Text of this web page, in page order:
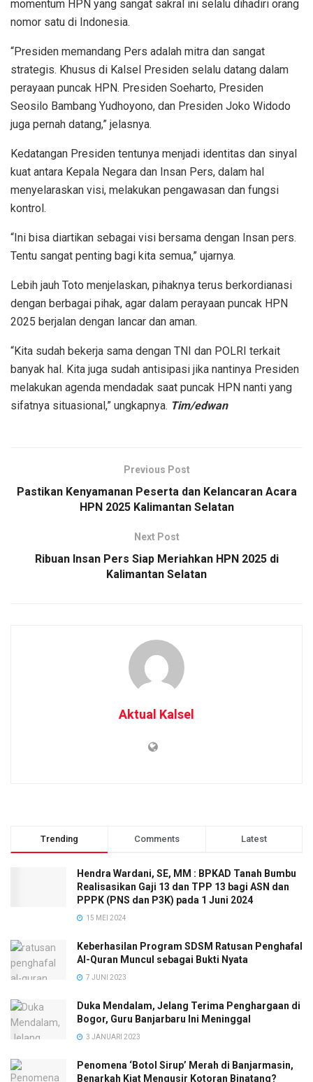
momentum HPN yang sangat sakral ini selalu dihadiri orang
nomor satu di Indonesia.
“Presiden memandang Pers adalah mitra dan sangat
strategis. Khusus di Kalsel Presiden selalu datang dalam
perayaan puncak HPN. Presiden Soeharto, Presiden
Seosilo Bambang Yudhoyono, dan Presiden Joko Widodo
juga pernah datang,” jelasnya.
Kedatangan Presiden tentunya menjadi identitas dan sinyal
kuat antara Kepala Negara dan Insan Pers, dalam hal
menyelaraskan visi, melakukan pengawasan dan fungsi
kontrol.
“Ini bisa diartikan sebagai visi bersama dengan Insan pers.
Tentu sangat penting bagi kita semua,” ujarnya.
Lebih jauh Toto menjelaskan, pihaknya terus berkordianasi
dengan berbagai pihak, agar dalam perayaan puncak HPN
2025 berjalan dengan lancar dan aman.
“Kita sudah bekerja sama dengan TNI dan POLRI terkait
banyak hal. Kita juga sudah antisipasi jika nantinya Presiden
melakukan agenda mendadak saat puncak HPN nanti yang
sifatnya situasional,” ungkapnya. Tim/edwan
Previous Post
Pastikan Kenyamanan Peserta dan Kelancaran Acara
HPN 2025 Kalimantan Selatan
Next Post
Ribuan Insan Pers Siap Meriahkan HPN 2025 di
Kalimantan Selatan
Aktual Kalsel
Trending Comments Latest
Hendra Wardani, SE, MM : BPKAD Tanah Bumbu
Realisasikan Gaji 13 dan TPP 13 bagi ASN dan
PPPK (PNS dan P3K) pada 1 Juni 2024
15 MEI 2024
Keberhasilan Program SDSM Ratusan Penghafal
Al-Quran Muncul sebagai Bukti Nyata
7 JUNI 2023
Duka Mendalam, Jelang Terima Penghargaan di
Bogor, Guru Banjarbaru Ini Meninggal
3 JANUARI 2023
Penomena ‘Botol Sirup’ Merah di Banjarmasin,
Benarkah Kiat Mengusir Kotoran Binatang?